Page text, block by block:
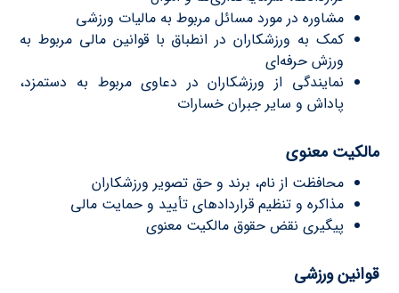
مشاوره در مورد مسائل مربوط به مالیات ورزشی
کمک به ورزشکاران در انطباق با قوانین مالی مربوط به
ورزش حرفه‌ای
نمایندگی از ورزشکاران در دعاوی مربوط به دستمزد،
پاداش و سایر جبران خسارات
مالکیت معنوی
محافظت از نام، برند و حق تصویر ورزشکاران
مذاکره و تنظیم قراردادهای تأیید و حمایت مالی
پیگیری نقض حقوق مالکیت معنوی
قوانین ورزشی